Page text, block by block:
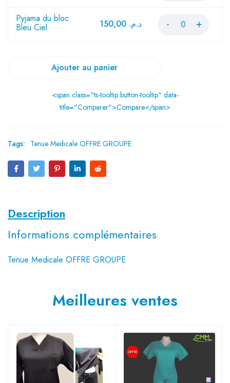
Pyjama du bloc
Bleu Ciel د.م.
Ajouter au panier
<span class="ts-tooltip button-tooltip" data-
title="Comparer">Compare</span>
Tags: Tenue Medicale OFFRE GROUPE
Description
Informations complémentaires
Tenue Medicale OFFRE GROUPE
Meilleures ventes